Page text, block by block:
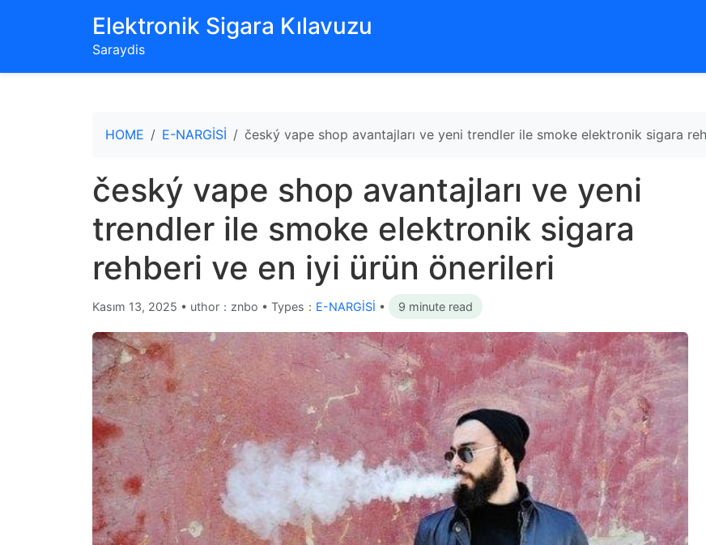
‌Elektronik Sigara Kılavuzu‌
Saraydis
HOME E-NARGİSİ český vape shop avantajları ve yeni trendler ile smoke elektronik sigara
český vape shop avantajları ve yeni
trendler ile smoke elektronik sigara
rehberi ve en iyi ürün önerileri
Kasım 13, 2025 • uthor：znbo • Types： E-NARGİSİ • 9 minute read